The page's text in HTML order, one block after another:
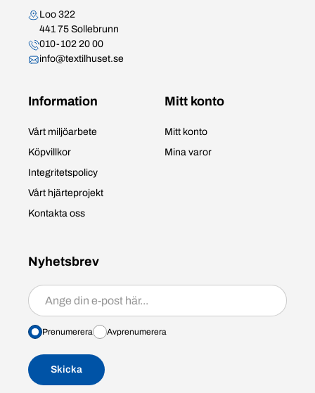
Loo 322
441 75 Sollebrunn
010-102 20 00
info@textilhuset.se
Information
Vårt miljöarbete
Köpvillkor
Integritetspolicy
Vårt hjärteprojekt
Kontakta oss
Mitt konto
Mitt konto
Mina varor
Nyhetsbrev
Prenumerera/avprenumerera
Prenumerera Avprenumerera
Skicka